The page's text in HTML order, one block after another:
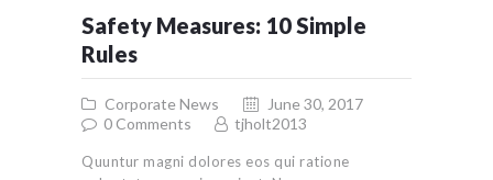
GALLERY
SERVICES
GENERATORS
CONTACT
Safety Measures: 10 Simple
Rules
Corporate News
June 30, 2017
0 Comments tjholt2013
Quuntur magni dolores eos qui ratione